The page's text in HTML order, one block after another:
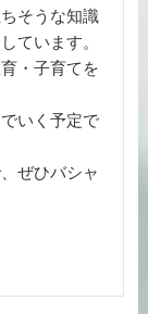
そうな知識
ています。
・子育てを
いく予定で
ぜひバシャ